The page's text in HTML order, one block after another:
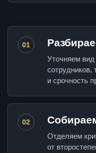
01
Уточняем
и срочность
02
Отделяем
от